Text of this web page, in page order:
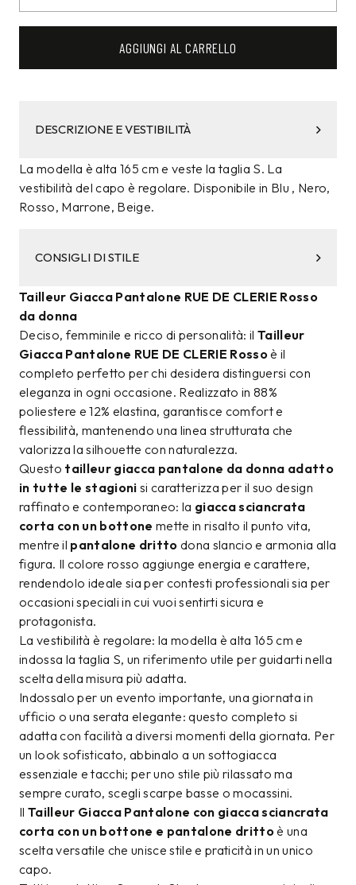
AGGIUNGI AL CARRELLO
DESCRIZIONE E VESTIBILITÀ
La modella è alta 165 cm e veste la taglia S. La
vestibilità del capo è regolare. Disponibile in Blu , Nero,
Rosso, Marrone, Beige.
CONSIGLI DI STILE
Tailleur Giacca Pantalone RUE DE CLERIE Rosso
da donna
Deciso, femminile e ricco di personalità: ilTailleur
Giacca Pantalone RUE DE CLERIE Rosso è il
completo perfetto per chi desidera distinguersi con
eleganza in ogni occasione. Realizzato in 88%
poliestere e 12% elastina, garantisce comfort e
flessibilità, mantenendo una linea strutturata che
valorizza la silhouette con naturalezza.
Questo tailleur giacca pantalone da donna adatto
in tutte le stagioni si caratterizza per il suo design
raffinato e contemporaneo: la giacca sciancrata
corta con un bottone mette in risalto il punto vita,
mentre il pantalone dritto dona slancio e armonia alla
figura. Il colore rosso aggiunge energia e carattere,
rendendolo ideale sia per contesti professionali sia per
occasioni speciali in cui vuoi sentirti sicura e
protagonista.
La vestibilità è regolare: la modella è alta 165 cm e
indossa la taglia S, un riferimento utile per guidarti nella
scelta della misura più adatta.
Indossalo per un evento importante, una giornata in
ufficio o una serata elegante: questo completo si
adatta con facilità a diversi momenti della giornata. Per
un look sofisticato, abbinalo a un sottogiacca
essenziale e tacchi; per uno stile più rilassato ma
sempre curato, scegli scarpe basse o mocassini.
IlTailleur Giacca Pantalone con giacca sciancrata
corta con un bottone e pantalone dritto è una
scelta versatile che unisce stile e praticità in un unico
capo.